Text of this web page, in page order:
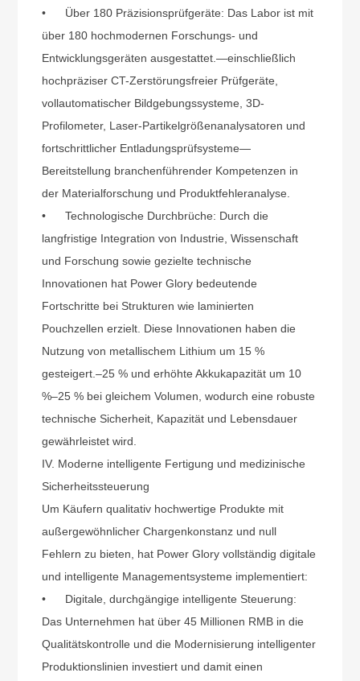
• Über 180 Präzisionsprüfgeräte: Das Labor ist mit
über 180 hochmodernen Forschungs- und
Entwicklungsgeräten ausgestattet.—einschließlich
hochpräziser CT-Zerstörungsfreier Prüfgeräte,
vollautomatischer Bildgebungssysteme, 3D-
Profilometer, Laser-Partikelgrößenanalysatoren und
fortschrittlicher Entladungsprüfsysteme—
Bereitstellung branchenführender Kompetenzen in
der Materialforschung und Produktfehleranalyse.
• Technologische Durchbrüche: Durch die
langfristige Integration von Industrie, Wissenschaft
und Forschung sowie gezielte technische
Innovationen hat Power Glory bedeutende
Fortschritte bei Strukturen wie laminierten
Pouchzellen erzielt. Diese Innovationen haben die
Nutzung von metallischem Lithium um 15 %
gesteigert.–25 % und erhöhte Akkukapazität um 10
%–25 % bei gleichem Volumen, wodurch eine robuste
technische Sicherheit, Kapazität und Lebensdauer
gewährleistet wird.
IV. Moderne intelligente Fertigung und medizinische
Sicherheitssteuerung
Um Käufern qualitativ hochwertige Produkte mit
außergewöhnlicher Chargenkonstanz und null
Fehlern zu bieten, hat Power Glory vollständig digitale
und intelligente Managementsysteme implementiert:
• Digitale, durchgängige intelligente Steuerung:
Das Unternehmen hat über 45 Millionen RMB in die
Qualitätskontrolle und die Modernisierung intelligenter
Produktionslinien investiert und damit einen